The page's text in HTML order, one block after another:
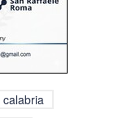
calabria